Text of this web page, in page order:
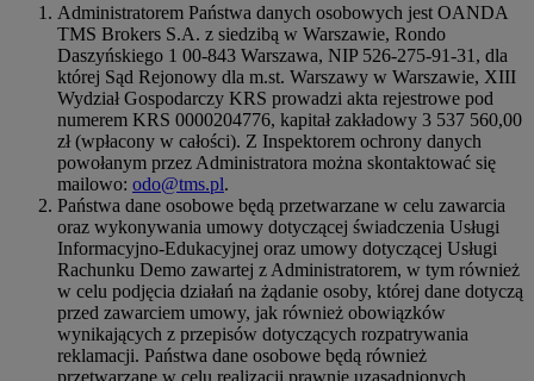
Administratorem Państwa danych osobowych jest OANDA
TMS Brokers S.A. z siedzibą w Warszawie, Rondo
Daszyńskiego 1 00-843 Warszawa, NIP 526-275-91-31, dla
której Sąd Rejonowy dla m.st. Warszawy w Warszawie, XIII
Wydział Gospodarczy KRS prowadzi akta rejestrowe pod
numerem KRS 0000204776, kapitał zakładowy 3 537 560,00
zł (wpłacony w całości). Z Inspektorem ochrony danych
powołanym przez Administratora można skontaktować się
mailowo: odo@tms.pl.
Państwa dane osobowe będą przetwarzane w celu zawarcia
oraz wykonywania umowy dotyczącej świadczenia Usługi
Informacyjno-Edukacyjnej oraz umowy dotyczącej Usługi
Rachunku Demo zawartej z Administratorem, w tym również
w celu podjęcia działań na żądanie osoby, której dane dotyczą
przed zawarciem umowy, jak również obowiązków
wynikających z przepisów dotyczących rozpatrywania
reklamacji. Państwa dane osobowe będą również
przetwarzane w celu realizacji prawnie uzasadnionych